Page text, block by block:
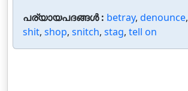
പര്യായപദങ്ങൾ : betray, denounce,
shit, shop, snitch, stag, tell on